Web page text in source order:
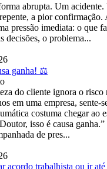
abrupta. Um
a pior confirmação.
pressão imediata: o que
decisões, o problema...
ganha! ⚖️
do cliente ignora o risco
em uma empresa, sente-
costuma chegar ao
isso é causa ganha.”
de pres...
acordo trabalhista ou ir